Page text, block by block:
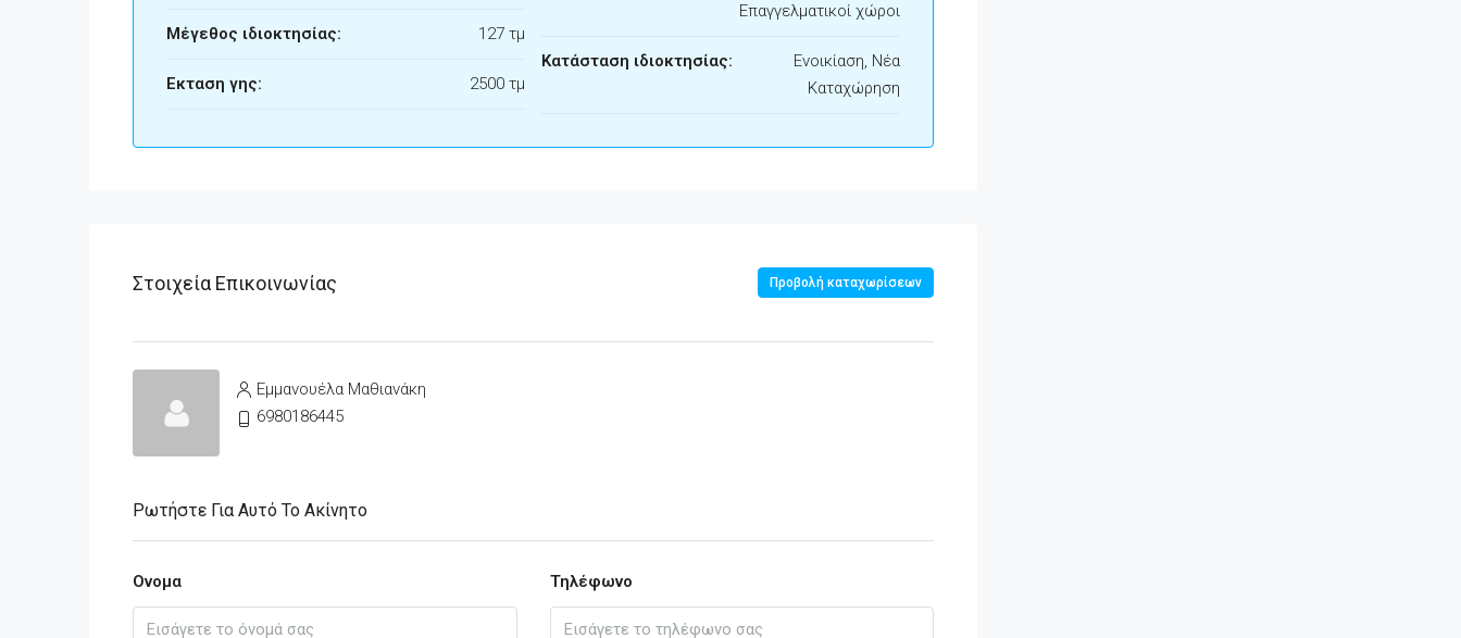
Μέγεθος ιδιοκτησίας: 127 τμ
Εκταση γης: 2500 τμ
Επαγγελματικοί χώροι
Κατάσταση ιδιοκτησίας:
Ενοικίαση, Νέα
Καταχώρηση
Στοιχεία Επικοινωνίας Προβολή καταχωρίσεων
Εμμανουέλα Μαθιανάκη
6980186445
Ρωτήστε Για Αυτό Το Ακίνητο
Ονομα Τηλέφωνο